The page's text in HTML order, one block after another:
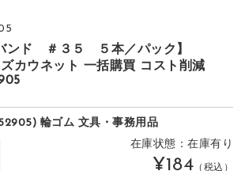
ンド ＃３５ ５本／パック】
カウネット 一括購買 コスト削減
輪ゴム 文具・事務用品
在庫状態：在庫有り
¥184 （税込）